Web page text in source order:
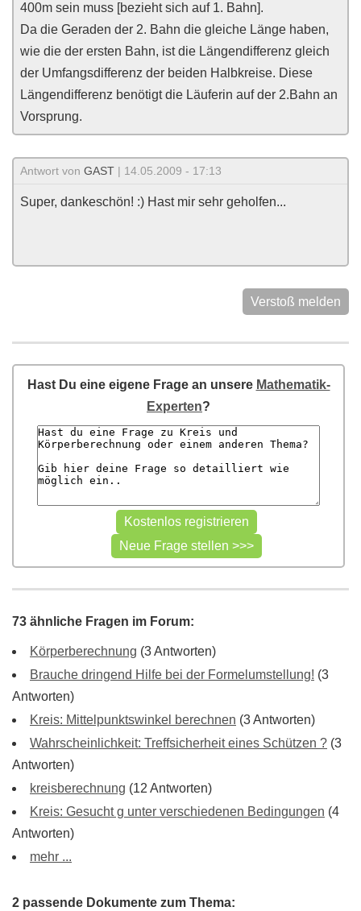
400m sein muss [bezieht sich auf 1. Bahn].
Da die Geraden der 2. Bahn die gleiche Länge haben,
wie die der ersten Bahn, ist die Längendifferenz gleich
der Umfangsdifferenz der beiden Halbkreise. Diese
Längendifferenz benötigt die Läuferin auf der 2.Bahn an
Vorsprung.
Antwort von GAST | 14.05.2009 - 17:13
Super, dankeschön! :) Hast mir sehr geholfen...
Verstoß melden
Hast Du eine eigene Frage an unsere Mathematik-
Experten?
73 ähnliche Fragen im Forum:
Körperberechnung (3 Antworten)
Brauche dringend Hilfe bei der Formelumstellung! (3
Antworten)
Kreis: Mittelpunktswinkel berechnen (3 Antworten)
Wahrscheinlichkeit: Treffsicherheit eines Schützen ? (3
Antworten)
kreisberechnung (12 Antworten)
Kreis: Gesucht g unter verschiedenen Bedingungen (4
Antworten)
mehr ...
2 passende Dokumente zum Thema: